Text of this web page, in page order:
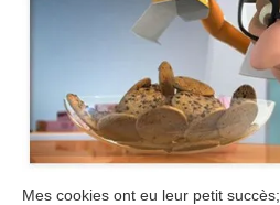
Mes cookies ont eu leur petit succès;